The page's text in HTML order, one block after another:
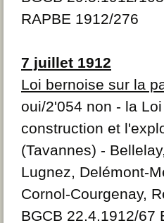
RAPBE 1912/276
7 juillet 1912
Loi bernoise sur la
oui/2'054 non - la
construction et
(Tavannes) -
Lugnez, Delémont-
Cornol-Courgenay,
BGCB 22.4.1912/67